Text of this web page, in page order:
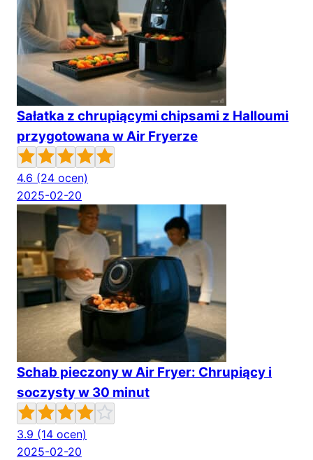
Sałatka z chrupiącymi chipsami z Halloumi
przygotowana w Air Fryerze
4.6 (24 ocen)
2025-02-20
Schab pieczony w Air Fryer: Chrupiący i
soczysty w 30 minut
3.9 (14 ocen)
2025-02-20